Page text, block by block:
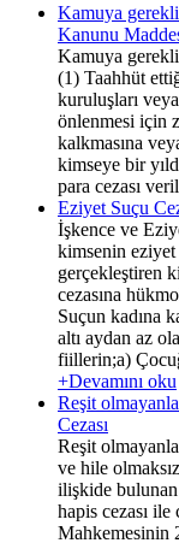
Kamuya
Kanunu
Kamuya
(1) Taahhüt
kuruluşları
önlenmesi için
kalkmasına
kimseye bir
para cezası
Eziyet Suçu
İşkence ve
kimsenin eziyet
gerçekleştiren
cezasına
Suçun kadına
altı aydan az
fiillerin;a)
+Devamını oku
Reşit
Cezası
Reşit
ve hile
ilişkide
hapis cezası ile
Mahkemesinin